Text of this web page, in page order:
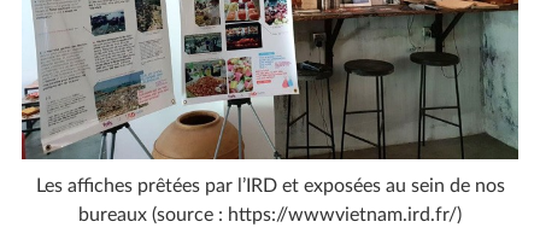
Les affiches prêtées par l’IRD et exposées au sein de nos
bureaux (source : https://wwwvietnam.ird.fr/)